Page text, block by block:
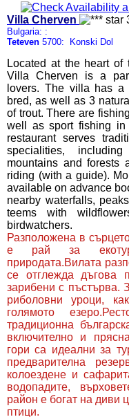
Villa Cherven
Bulgaria: :
Teteven 5700: Konski Dol
Located at the heart of
Villa Cherven is a
lovers. The villa has
bred, as well as 3
of trout. There are
well as sport fishing in
restaurant serves
specialities,
mountains and forests
riding (with a guide).
available on advance
nearby waterfalls,
teems with
birdwatchers.
Разположена в
е рай за
природата.Вилата
се отглежда дъгова
зарибени с пъстърва.
риболовни уроци,
голямото
традиционна
включително и
гори са идеални за
предварителна
колоездене и
водопадите,
район е богат на диви
птици.